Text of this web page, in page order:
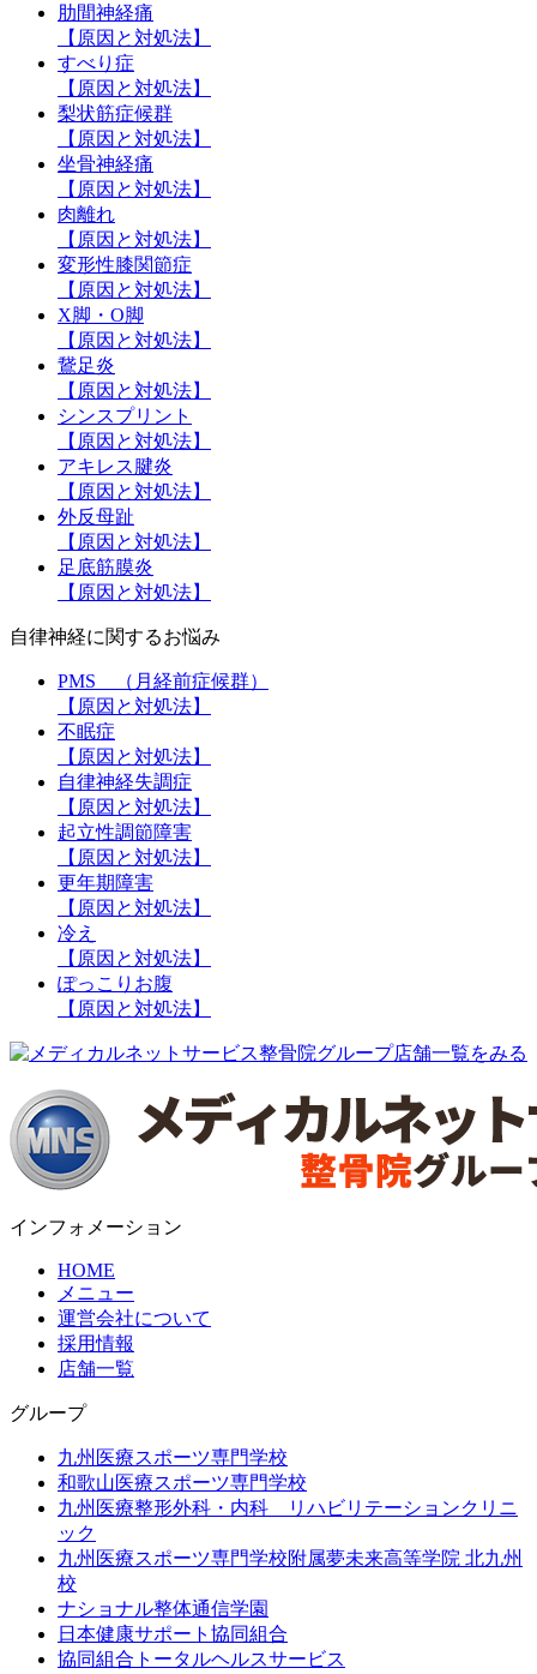
肋間神経痛
【原因と対処法】
すべり症
【原因と対処法】
梨状筋症候群
【原因と対処法】
坐骨神経痛
【原因と対処法】
肉離れ
【原因と対処法】
変形性膝関節症
【原因と対処法】
X脚・O脚
【原因と対処法】
鵞足炎
【原因と対処法】
シンスプリント
【原因と対処法】
アキレス腱炎
【原因と対処法】
外反母趾
【原因と対処法】
足底筋膜炎
【原因と対処法】
自律神経に関するお悩み
PMS （月経前症候群）
【原因と対処法】
不眠症
【原因と対処法】
自律神経失調症
【原因と対処法】
起立性調節障害
【原因と対処法】
更年期障害
【原因と対処法】
冷え
【原因と対処法】
ぽっこりお腹
【原因と対処法】
インフォメーション
HOME
メニュー
運営会社について
採用情報
店舗一覧
グループ
九州医療スポーツ専門学校
和歌山医療スポーツ専門学校
九州医療整形外科・内科 リハビリテーションクリニ
ック
九州医療スポーツ専門学校附属夢未来高等学院 北九州
校
ナショナル整体通信学園
日本健康サポート協同組合
協同組合トータルヘルスサービス